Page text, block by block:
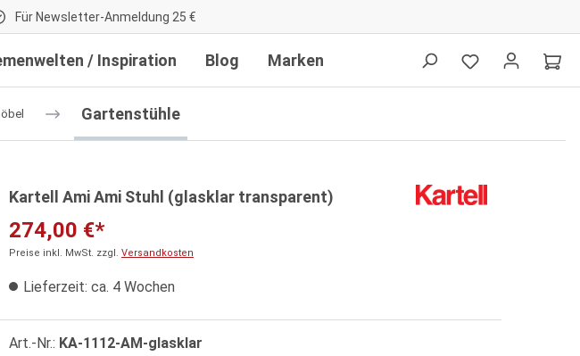
Für Newsletter-Anmeldung 25 €
/ Inspiration Blog Marken
Gartenstühle
Kartell Ami Ami Stuhl (glasklar transparent)
274,00 €*
Preise inkl. MwSt. zzgl. Versandkosten
Lieferzeit: ca. 4 Wochen
Art.-Nr.: KA-1112-AM-glasklar